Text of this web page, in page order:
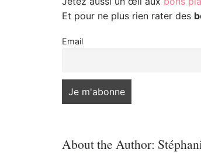
Et pour ne plus rien rater des
Email
About the Author: